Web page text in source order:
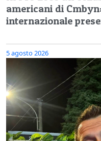
americani di
internazionale
5 agosto 2026